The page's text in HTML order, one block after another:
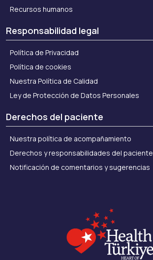
Recursos humanos
Responsabilidad legal
Política de Privacidad
Política de cookies
Nuestra Política de Calidad
Ley de Protección de Datos Personales
Derechos del paciente
Nuestra política de acompañamiento
Derechos y responsabilidades del paciente
Notificación de comentarios y sugerencias